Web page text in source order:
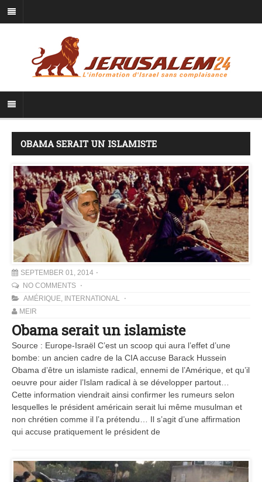
OBAMA SERAIT UN ISLAMISTE
SEPTEMBER 01, 2014
NO COMMENTS
AMÉRIQUE, INTERNATIONAL
MEIR
Obama serait un islamiste
Source : Europe-Israël C’est un scoop qui aura l’effet d’une
bombe: un ancien cadre de la CIA accuse Barack Hussein
Obama d’être un islamiste radical, ennemi de l’Amérique, et qu’il
oeuvre pour aider l’Islam radical à se développer partout…
Cette information viendrait ainsi confirmer les rumeurs selon
lesquelles le président américain serait lui même musulman et
non chrétien comme il l’a prétendu… Il s’agit d’une affirmation
qui accuse pratiquement le président de